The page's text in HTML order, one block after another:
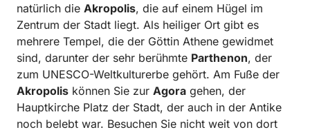
natürlich die Akropolis, die auf einem Hügel im
Zentrum der Stadt liegt. Als heiliger Ort gibt es
mehrere Tempel, die der Göttin Athene gewidmet
sind, darunter der sehr berühmte Parthenon, der
zum UNESCO-Weltkulturerbe gehört. Am Fuße der
Akropolis können Sie zur Agora gehen, der
Hauptkirche Platz der Stadt, der auch in der Antike
noch belebt war. Besuchen Sie nicht weit von dort